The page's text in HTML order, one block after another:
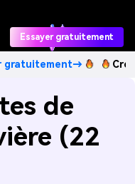
Essayer gratuitement
Créez des
de
(22